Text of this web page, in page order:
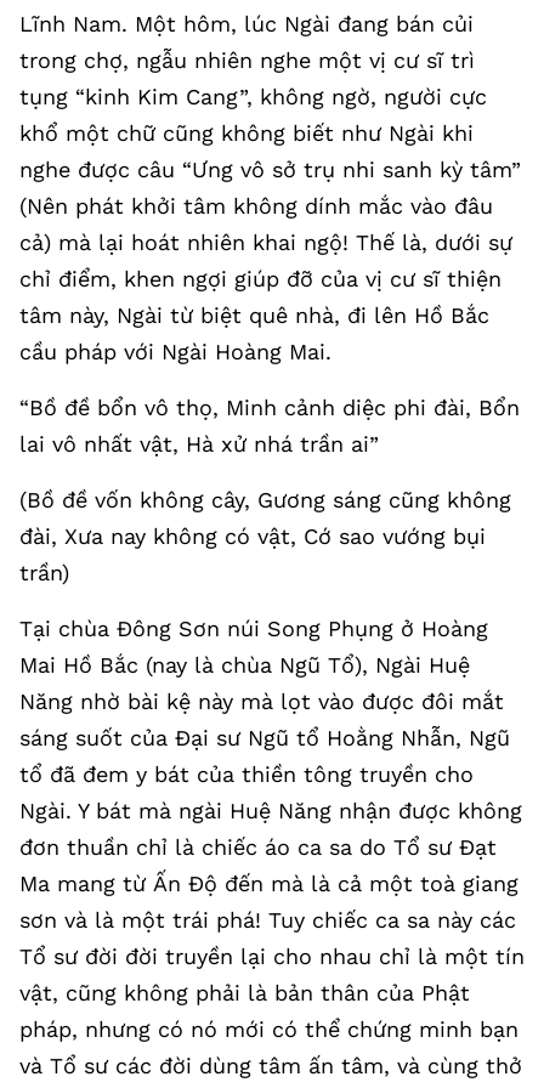
Lĩnh Nam. Một hôm, lúc Ngài đang bán củi
trong chợ, ngẫu nhiên nghe một vị cư sĩ trì
tụng “kinh Kim Cang”, không ngờ, người cực
khổ một chữ cũng không biết như Ngài khi
nghe được câu “Ưng vô sở trụ nhi sanh kỳ tâm”
(Nên phát khởi tâm không dính mắc vào đâu
cả) mà lại hoát nhiên khai ngộ! Thế là, dưới sự
chỉ điểm, khen ngợi giúp đỡ của vị cư sĩ thiện
tâm này, Ngài từ biệt quê nhà, đi lên Hồ Bắc
cầu pháp với Ngài Hoàng Mai.
“Bồ đề bổn vô thọ, Minh cảnh diệc phi đài, Bổn
lai vô nhất vật, Hà xử nhá trần ai”
(Bồ đề vốn không cây, Gương sáng cũng không
đài, Xưa nay không có vật, Cớ sao vướng bụi
trần)
Tại chùa Đông Sơn núi Song Phụng ở Hoàng
Mai Hồ Bắc (nay là chùa Ngũ Tổ), Ngài Huệ
Năng nhờ bài kệ này mà lọt vào được đôi mắt
sáng suốt của Đại sư Ngũ tổ Hoằng Nhẫn, Ngũ
tổ đã đem y bát của thiền tông truyền cho
Ngài. Y bát mà ngài Huệ Năng nhận được không
đơn thuần chỉ là chiếc áo ca sa do Tổ sư Đạt
Ma mang từ Ấn Độ đến mà là cả một toà giang
sơn và là một trái phá! Tuy chiếc ca sa này các
Tổ sư đời đời truyền lại cho nhau chỉ là một tín
vật, cũng không phải là bản thân của Phật
pháp, nhưng có nó mới có thể chứng minh bạn
và Tổ sư các đời dùng tâm ấn tâm, và cùng thở